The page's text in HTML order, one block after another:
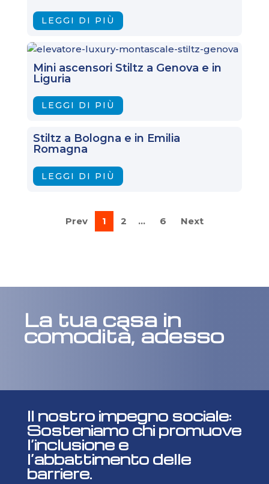
LEGGI DI PIÙ
Mini ascensori Stiltz a Genova e in
Liguria
LEGGI DI PIÙ
Stiltz a Bologna e in Emilia
Romagna
LEGGI DI PIÙ
Prev 1 2 6 Next
La tua casa in
comodità, adesso
Il nostro impegno sociale:
Sosteniamo chi promuove
l’inclusione e
l’abbattimento delle
barriere.